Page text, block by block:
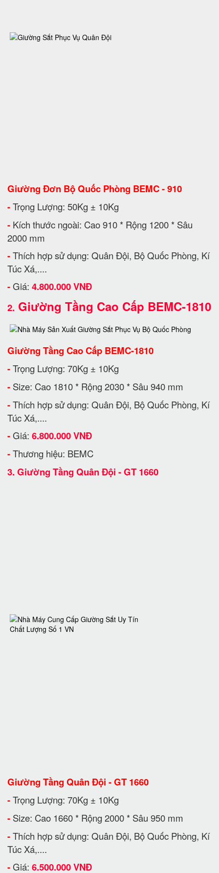
Giường Đơn Bộ Quốc Phòng BEMC - 910
-Trọng Lượng: 50Kg ± 10Kg
- Kích thước ngoài: Cao 910 * Rộng 1200 * Sâu
2000 mm
-Thích hợp sử dụng: Quân Đội, Bộ Quốc Phòng, Kí
Túc Xá,....
- Giá: 4.800.000 VNĐ
2. Giường Tầng Cao Cấp BEMC-1810
Giường Tầng Cao Cấp BEMC-1810
-Trọng Lượng: 70Kg ± 10Kg
- Size: Cao 1810 * Rộng 2030 * Sâu 940 mm
-Thích hợp sử dụng: Quân Đội, Bộ Quốc Phòng, Kí
Túc Xá,....
- Giá: 6.800.000 VNĐ
-Thương hiệu: BEMC
3. Giường Tầng Quân Đội - GT 1660
Giường Tầng Quân Đội - GT 1660
-Trọng Lượng: 70Kg ± 10Kg
- Size: Cao 1660 * Rộng 2000 * Sâu 950 mm
-Thích hợp sử dụng: Quân Đội, Bộ Quốc Phòng, Kí
Túc Xá,....
- Giá: 6.500.000 VNĐ